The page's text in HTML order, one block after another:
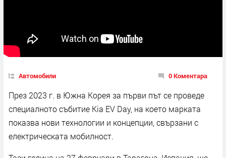
Автомобили 0 Коментара
През 2023 г. в Южна Корея за първи път се проведе
специалното събитие Kia EV Day, на което марката
показва нови технологии и концепции, свързани с
електрическата мобилност.